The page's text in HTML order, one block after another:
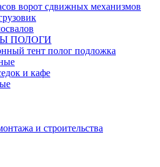
ворот сдвижных механизмов
ПОЛОГИ
тент полог подложка
и кафе
и строительства